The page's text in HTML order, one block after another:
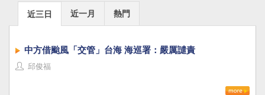
近三日 近一月 熱門
中方借颱風「交管」台海 海巡署：嚴厲譴責
邱俊福